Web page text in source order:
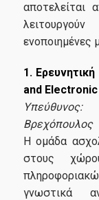
αποτελείται
ενοποιημένες
1.
and
Υπεύθυνος:
Βρεχόπουλος
Η ομάδα
στους
γνωστικά